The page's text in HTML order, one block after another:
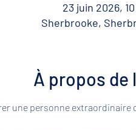
23 juin 2026,
Sherbrooke,
À propos de
une personne